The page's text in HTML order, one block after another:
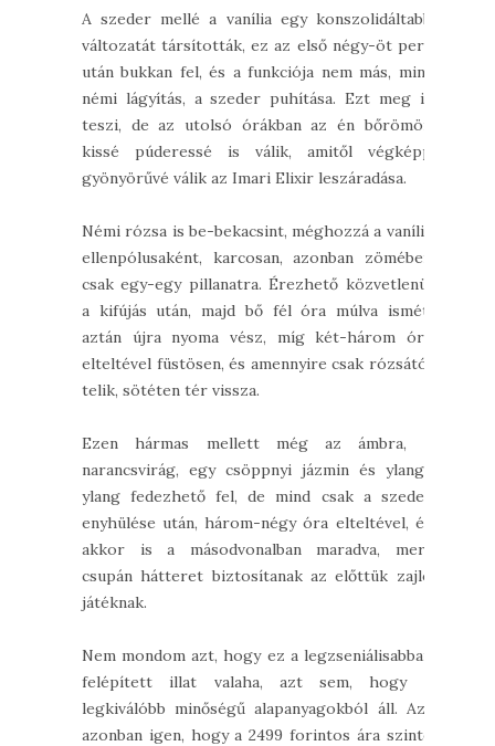
A szeder mellé a vanília egy konszolidáltabb
változatát társították, ez az első négy-öt perc
után bukkan fel, és a funkciója nem más, mint
némi lágyítás, a szeder puhítása. Ezt meg is
teszi, de az utolsó órákban az én bőrömön
kissé púderessé is válik, amitől végképp
gyönyörűvé válik az Imari Elixir leszáradása.
Némi rózsa is be-bekacsint, méghozzá a vanília
ellenpólusaként, karcosan, azonban zömében
csak egy-egy pillanatra. Érezhető közvetlenül
a kifújás után, majd bő fél óra múlva ismét,
aztán újra nyoma vész, míg két-három óra
elteltével füstösen, és amennyire csak rózsától
telik, sötéten tér vissza.
Ezen hármas mellett még az ámbra, a
narancsvirág, egy csöppnyi jázmin és ylang-
ylang fedezhető fel, de mind csak a szeder
enyhülése után, három-négy óra elteltével, és
akkor is a másodvonalban maradva, mert
csupán hátteret biztosítanak az előttük zajló
játéknak.
Nem mondom azt, hogy ez a legzseniálisabban
felépített illat valaha, azt sem, hogy a
legkiválóbb minőségű alapanyagokból áll. Azt
azonban igen, hogy a 2499 forintos ára szinte